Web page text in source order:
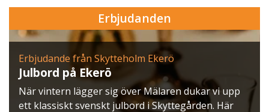
Erbjudanden
Erbjudande från Skytteholm Ekerö
Julbord på Ekerö
När vintern lägger sig över Mälaren dukar vi upp
ett klassiskt svenskt julbord i Skyttegården. Här